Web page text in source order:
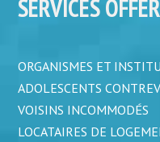
SERVICES
ORGANISMES ET
ADOLESCENTS
VOISINS INCOMMODÉS
LOCATAIRES DE